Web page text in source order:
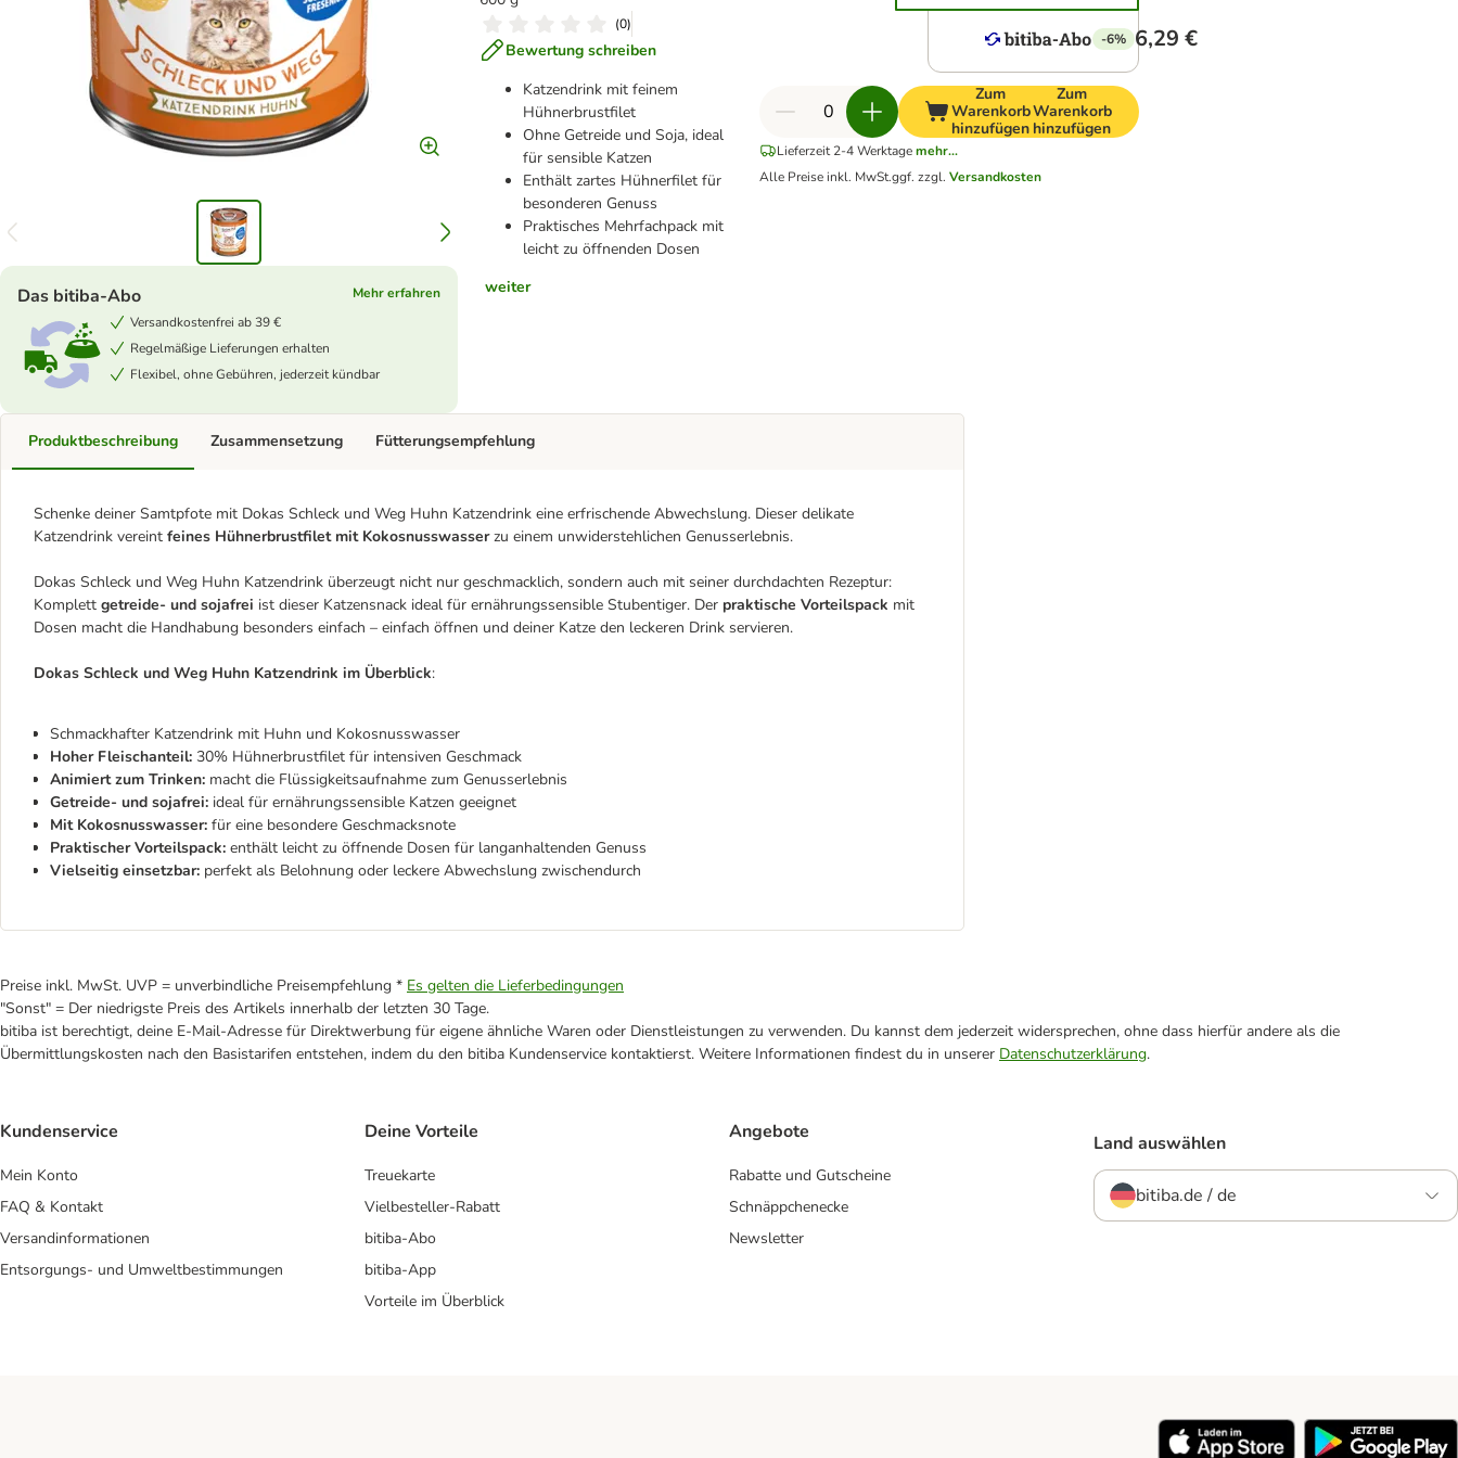
(0)
Bewertung schreiben
Katzendrink mit feinem
Hühnerbrustfilet
Ohne Getreide und Soja, ideal
für sensible Katzen
Enthält zartes Hühnerfilet für
besonderen Genuss
Praktisches Mehrfachpack mit
leicht zu öffnenden Dosen
weiter
Das bitiba-Abo
Mehr erfahren
Versandkostenfrei ab 39 €
Regelmäßige Lieferungen erhalten
Flexibel, ohne Gebühren, jederzeit kündbar
-6% 6,29 €
Zum
Warenkorb
hinzufügen
Zum
Warenkorb
hinzufügen
Lieferzeit 2-4 Werktage mehr...
Alle Preise inkl. MwSt.ggf. zzgl. Versandkosten
Produktbeschreibung
Schenke deiner Samtpfote mit Dokas Schleck und Weg Huhn Katzendrink eine erfrischende Abwechslung. Dieser delikate
Katzendrink vereint feines Hühnerbrustfilet mit Kokosnusswasserzu einem unwiderstehlichen Genusserlebnis.
Dokas Schleck und Weg Huhn Katzendrink überzeugt nicht nur geschmacklich, sondern auch mit seiner durchdachten Rezeptur:
Komplett getreide- und sojafrei ist dieser Katzensnack ideal für ernährungssensible Stubentiger. Der praktische Vorteilspack mit
Dosen macht die Handhabung besonders einfach – einfach öffnen und deiner Katze den leckeren Drink servieren.
Dokas Schleck und Weg Huhn Katzendrink im Überblick:
Schmackhafter Katzendrink mit Huhn und Kokosnusswasser
Hoher Fleischanteil: 30% Hühnerbrustfilet für intensiven Geschmack
Animiert zum Trinken: macht die Flüssigkeitsaufnahme zum Genusserlebnis
Getreide- und sojafrei: ideal für ernährungssensible Katzen geeignet
Mit Kokosnusswasser: für eine besondere Geschmacksnote
Praktischer Vorteilspack: enthält leicht zu öffnende Dosen für langanhaltenden Genuss
Vielseitig einsetzbar: perfekt als Belohnung oder leckere Abwechslung zwischendurch
Zusammensetzung Fütterungsempfehlung
Preise inkl. MwSt. UVP = unverbindliche Preisempfehlung * Es gelten die Lieferbedingungen
"Sonst" = Der niedrigste Preis des Artikels innerhalb der letzten 30 Tage.
bitiba ist berechtigt, deine E-Mail-Adresse für Direktwerbung für eigene ähnliche Waren oder Dienstleistungen zu verwenden. Du kannst dem jederzeit widersprechen, ohne dass hierfür andere als die
Übermittlungskosten nach den Basistarifen entstehen, indem du den bitiba Kundenservice kontaktierst. Weitere Informationen findest du in unserer Datenschutzerklärung.
Kundenservice
Mein Konto
FAQ & Kontakt
Versandinformationen
Entsorgungs- und Umweltbestimmungen
Deine Vorteile
Treuekarte
Vielbesteller-Rabatt
bitiba-Abo
bitiba-App
Vorteile im Überblick
Angebote
Rabatte und Gutscheine
Schnäppchenecke
Newsletter
Land auswählen
bitiba.de / de